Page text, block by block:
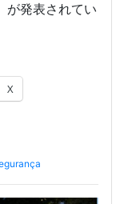
が発表されてい
X